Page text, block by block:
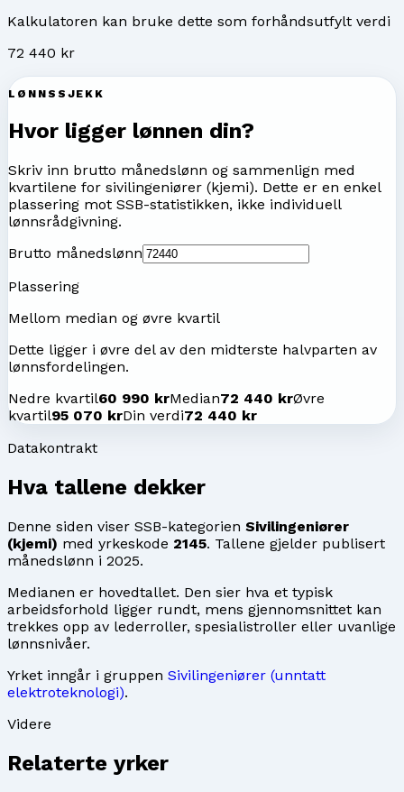
Kalkulatoren kan bruke dette som forhåndsutfylt verdi
72 440 kr
LØNNSSJEKK
Hvor ligger lønnen din?
Skriv inn brutto månedslønn og sammenlign med
kvartilene for sivilingeniører (kjemi). Dette er en enkel
plassering mot SSB-statistikken, ikke individuell
lønnsrådgivning.
Brutto månedslønn
Plassering
Mellom median og øvre kvartil
Dette ligger i øvre del av den midterste halvparten av
lønnsfordelingen.
Nedre kvartil60 990 krMedian72 440 krØvre
kvartil95 070 krDin verdi72 440 kr
Datakontrakt
Hva tallene dekker
Denne siden viser SSB-kategorien Sivilingeniører
(kjemi) med yrkeskode 2145. Tallene gjelder publisert
månedslønn i 2025.
Medianen er hovedtallet. Den sier hva et typisk
arbeidsforhold ligger rundt, mens gjennomsnittet kan
trekkes opp av lederroller, spesialistroller eller uvanlige
lønnsnivåer.
Yrket inngår i gruppen Sivilingeniører (unntatt
elektroteknologi).
Videre
Relaterte yrker